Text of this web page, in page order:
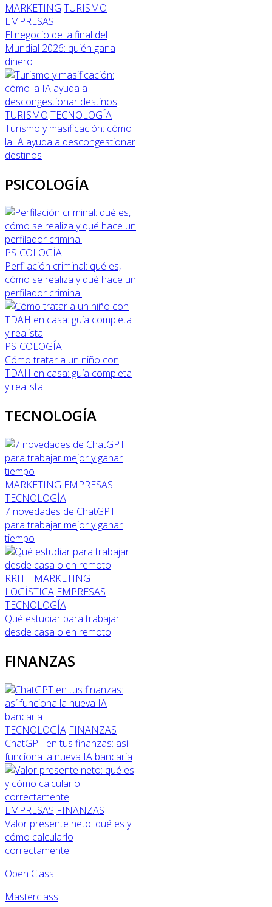
MARKETING TURISMO
EMPRESAS
El negocio de la final del
Mundial 2026: quién gana
dinero
TURISMO TECNOLOGÍA
Turismo y masificación: cómo
la IA ayuda a descongestionar
destinos
PSICOLOGÍA
PSICOLOGÍA
Perfilación criminal: qué es,
cómo se realiza y qué hace un
perfilador criminal
PSICOLOGÍA
Cómo tratar a un niño con
TDAH en casa: guía completa
y realista
TECNOLOGÍA
MARKETING EMPRESAS
TECNOLOGÍA
7 novedades de ChatGPT
para trabajar mejor y ganar
tiempo
RRHH MARKETING
LOGÍSTICA EMPRESAS
TECNOLOGÍA
Qué estudiar para trabajar
desde casa o en remoto
FINANZAS
TECNOLOGÍA FINANZAS
ChatGPT en tus finanzas: así
funciona la nueva IA bancaria
EMPRESAS FINANZAS
Valor presente neto: qué es y
cómo calcularlo
correctamente
Open Class
Masterclass